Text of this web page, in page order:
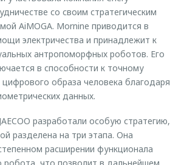
со своим стратегическим
AiMOGA. Mornine приводится в
электричества и принадлежит к
антропоморфных роботов. Его
в способности к точному
образа человека благодаря
данных.
разработали особую стратегию,
разделена на три этапа. Она
расширении функционала